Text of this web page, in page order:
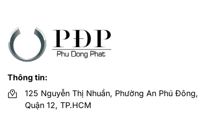
Hiện nay, trên thị trường có rất nhiều mặt hàng vòi sen
Grohe bị nháy, bị giả. Nhưng quý khách yên tâm khi
đến với Phú Đông Phát, chúng tôi là đại lý uy tín số 1
về Thiết bị vệ sinh Grohe.
Mua bộ vòi sen tắm đứng GROHE nóng lạnh
ở đâu bán giá rẻ?
Thông tin:
125 Nguyễn Thị Nhuần, Phường An Phú Đông,
Quận 12, TP.HCM